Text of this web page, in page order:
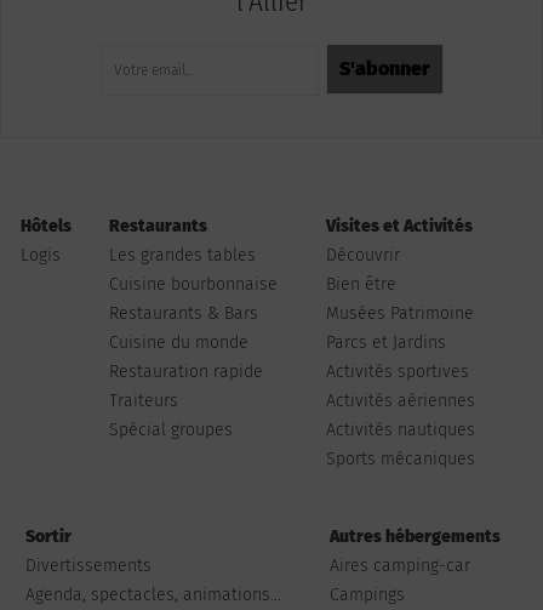
Hôtels
Logis
Restaurants
Les grandes tables
Cuisine bourbonnaise
Restaurants & Bars
Cuisine du monde
Restauration rapide
Traiteurs
Spécial groupes
Visites et Activités
Découvrir
Bien être
Musées Patrimoine
Parcs et Jardins
Activités sportives
Activités aériennes
Activités nautiques
Sports mécaniques
Sortir
Divertissements
Agenda, spectacles, animations...
Autres hébergements
Aires camping-car
Campings